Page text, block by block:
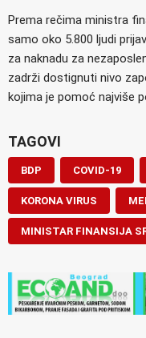
Prema rečima ministra
samo oko 5.800 ljudi
za naknadu za
zadrži dostignuti nivo
kojima je pomoć najviše
TAGOVI
BDP COVID-19
KORONA VIRUS
MINISTAR FINANSIJA